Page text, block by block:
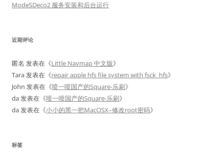
ModeSDeco2 服务安装和后台运行
近期评论
匿名 发表在《Little Navmap 中文版》
Tara发表在《repair apple hfs file system with fsck_hfs》
John 发表在《喷一喷国产的Square-乐刷》
da发表在《喷一喷国产的Square-乐刷》
da发表在《小小的黑一把MacOSX–修改root密码》
标签